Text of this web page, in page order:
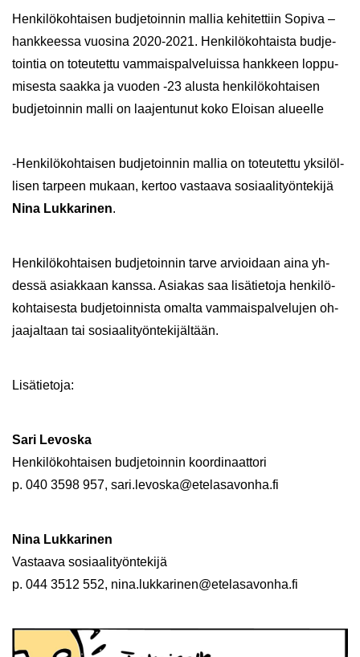
Hen­ki­lö­koh­tai­sen bud­je­toin­nin mal­lia ke­hi­tet­tiin So­pi­va –
hank­kees­sa vuo­si­na 2020-2021. Hen­ki­lö­koh­tais­ta bud­je­
toin­tia on to­teu­tet­tu vam­mais­pal­ve­luis­sa hank­keen lop­pu­
mi­ses­ta saak­ka ja vuo­den -23 alus­ta hen­ki­lö­koh­tai­sen
bud­je­toin­nin malli on laa­jen­tu­nut koko Eloi­san alu­eel­le
-​Henkilökohtaisen bud­je­toin­nin mal­lia on to­teu­tet­tu yk­si­löl­
li­sen tar­peen mu­kaan, ker­too vas­taa­va so­si­aa­li­työn­te­ki­jä
Nina Luk­ka­ri­nen.
Hen­ki­lö­koh­tai­sen bud­je­toin­nin tarve ar­vioi­daan aina yh­
des­sä asiak­kaan kans­sa. Asia­kas saa li­sä­tie­to­ja hen­ki­lö­
koh­tai­ses­ta bud­je­toin­nis­ta omal­ta vam­mais­pal­ve­lu­jen oh­
jaa­jal­taan tai so­si­aa­li­työn­te­ki­jäl­tään.
Li­sä­tie­to­ja:
Sari Le­vos­ka
Hen­ki­lö­koh­tai­sen bud­je­toin­nin koor­di­naat­to­ri
p. 040 3598 957, sari.le­vos­ka@ete­la­sa­von­ha.fi
Nina Luk­ka­ri­nen
Vas­taa­va so­si­aa­li­työn­te­ki­jä
p. 044 3512 552, nina.luk­ka­ri­nen@ete­la­sa­von­ha.fi